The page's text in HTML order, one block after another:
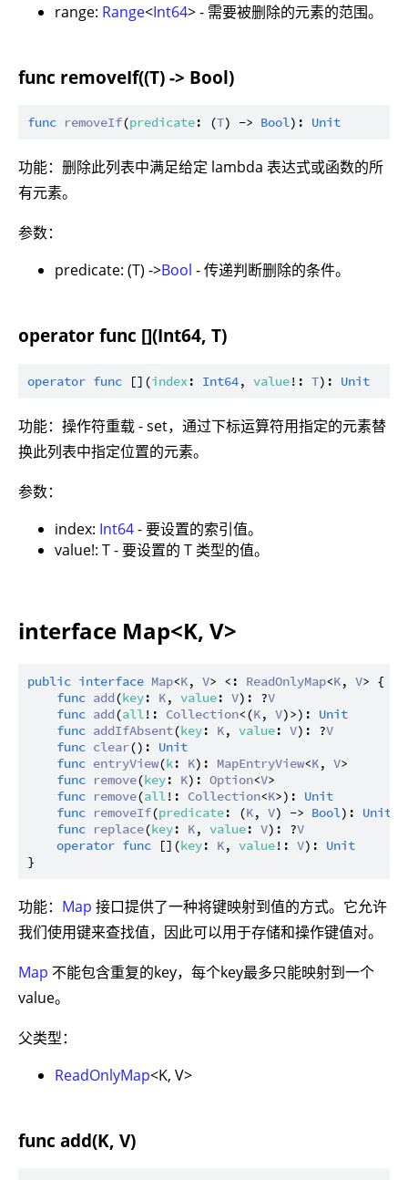
range: Range<Int64> - 需要被删除的元素的范围。
func removeIf((T) -> Bool)
func removeIf(predicate: (T) -> Bool): Unit
功能：删除此列表中满足给定 lambda 表达式或函数的所
有元素。
参数：
predicate: (T) ->Bool - 传递判断删除的条件。
operator func [](Int64, T)
operator func [](index: Int64, value!: T): Unit
功能：操作符重载 - set，通过下标运算符用指定的元素替
换此列表中指定位置的元素。
参数：
index: Int64- 要设置的索引值。
value!: T - 要设置的 T 类型的值。
interface Map<K, V>
public interface Map<K, V> <: ReadOnlyMap<K, V> {
func add(key: K, value: V): ?V
func add(all!: Collection<(K, V)>): Unit
func addIfAbsent(key: K, value: V): ?V
func clear(): Unit
func entryView(k: K): MapEntryView<K, V>
func remove(key: K): Option<V>
func remove(all!: Collection<K>): Unit
func removeIf(predicate: (K, V) -> Bool): Unit
func replace(key: K, value: V): ?V
operator func [](key: K, value!: V): Unit
功能： Map 接口提供了一种将键映射到值的方式。它允许
我们使用键来查找值，因此可以用于存储和操作键值对。
Map 不能包含重复的key，每个key最多只能映射到一个
value。
父类型：
ReadOnlyMap<K, V>
func add(K, V)